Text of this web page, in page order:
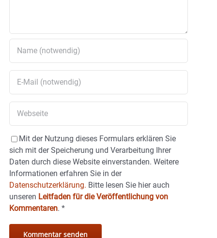
Mit der Nutzung dieses Formulars erklären Sie
sich mit der Speicherung und Verarbeitung Ihrer
Daten durch diese Website einverstanden. Weitere
Informationen erfahren Sie in der
Datenschutzerklärung. Bitte lesen Sie hier auch
unseren Leitfaden für die Veröffentlichung von
Kommentaren. *